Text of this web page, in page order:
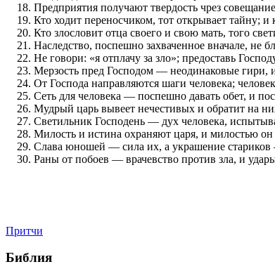
Предприятия получают твердость чрез
Кто ходит переносчиком, тот открывает тайну;
Кто злословит отца своего и свою мать, того
Наследство, поспешно захваченное вначале, не
Не говори: «я отплачу за зло»; предоставь
Мерзость пред Господом — неодинаковые гири,
От Господа направляются шаги человека;
Сеть для человека — поспешно давать обет, и
Мудрый царь вывеет нечестивых и обратит на
Светильник Господень — дух человека,
Милость и истина охраняют царя, и милостью он
Слава юношей — сила их, а украшение
Раны от побоев — врачевство против зла, и
Притчи
Библия